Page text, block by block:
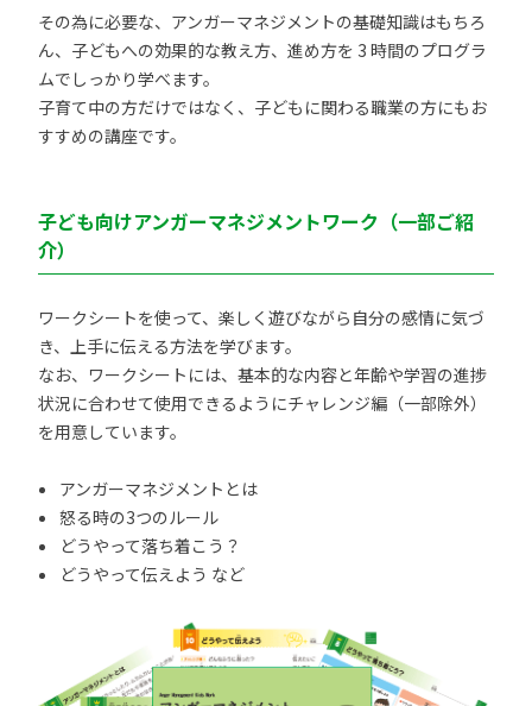
その為に必要な、アンガーマネジメントの基礎知識はもちろ
ん、子どもへの効果的な教え方、進め方を 3 時間のプログラ
ムでしっかり学べます。
子育て中の方だけではなく、子どもに関わる職業の方にもお
すすめの講座です。
子ども向けアンガーマネジメントワーク（一部ご紹
介）
ワークシートを使って、楽しく遊びながら自分の感情に気づ
き、上手に伝える方法を学びます。
なお、ワークシートには、基本的な内容と年齢や学習の進捗
状況に合わせて使用できるようにチャレンジ編（一部除外）
を用意しています。
アンガーマネジメントとは
怒る時の3つのルール
どうやって落ち着こう？
どうやって伝えよう など